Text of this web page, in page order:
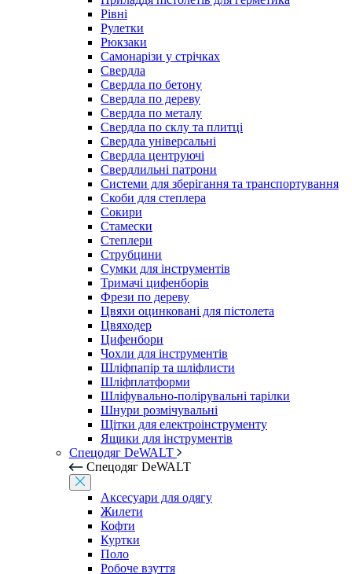
Рівні
Рулетки
Рюкзаки
Самонарізи у стрічках
Свердла
Свердла по бетону
Свердла по дереву
Свердла по металу
Свердла по склу та плитці
Свердла універсальні
Свердла центруючі
Свердлильні патрони
Системи для зберігання та транспортування
Скоби для степлера
Сокири
Стамески
Степлери
Струбцини
Сумки для інструментів
Тримачі цифенборів
Фрези по дереву
Цвяхи оцинковані для пістолета
Цвяходер
Цифенбори
Чохли для інструментів
Шліфпапір та шліфлисти
Шліфплатформи
Шліфувально-полірувальні тарілки
Шнури розмічувальні
Щітки для електроінструменту
Ящики для інструментів
Спецодяг DeWALT
Спецодяг DeWALT
Аксесуари для одягу
Жилети
Кофти
Куртки
Поло
Робоче взуття